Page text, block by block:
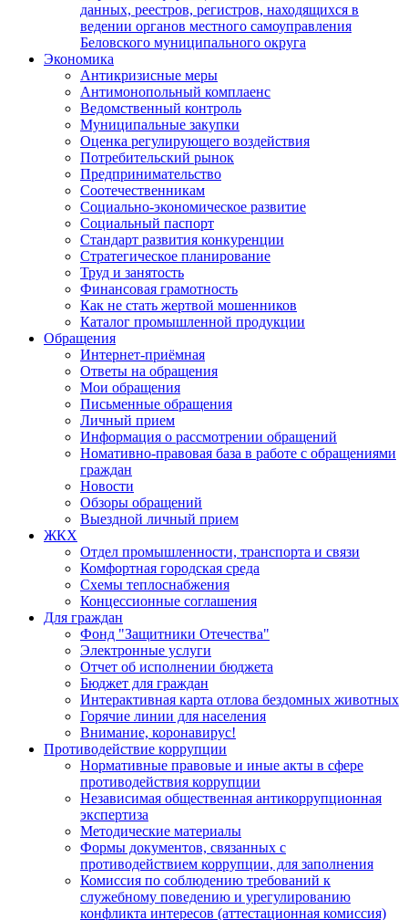
данных, реестров, регистров, находящихся в
ведении органов местного самоуправления
Беловского муниципального округа
Экономика
Антикризисные меры
Антимонопольный комплаенс
Ведомственный контроль
Муниципальные закупки
Оценка регулирующего воздействия
Потребительский рынок
Предпринимательство
Соотечественникам
Социально-экономическое развитие
Социальный паспорт
Стандарт развития конкуренции
Стратегическое планирование
Труд и занятость
Финансовая грамотность
Как не стать жертвой мошенников
Каталог промышленной продукции
Обращения
Интернет-приёмная
Ответы на обращения
Мои обращения
Письменные обращения
Личный прием
Информация о рассмотрении обращений
Номативно-правовая база в работе с обращениями
граждан
Новости
Обзоры обращений
Выездной личный прием
ЖКХ
Отдел промышленности, транспорта и связи
Комфортная городская среда
Схемы теплоснабжения
Концессионные соглашения
Для граждан
Фонд "Защитники Отечества"
Электронные услуги
Отчет об исполнении бюджета
Бюджет для граждан
Интерактивная карта отлова бездомных животных
Горячие линии для населения
Внимание, коронавирус!
Противодействие коррупции
Нормативные правовые и иные акты в сфере
противодействия коррупции
Независимая общественная антикоррупционная
экспертиза
Методические материалы
Формы документов, связанных с
противодействием коррупции, для заполнения
Комиссия по соблюдению требований к
служебному поведению и урегулированию
конфликта интересов (аттестационная комиссия)